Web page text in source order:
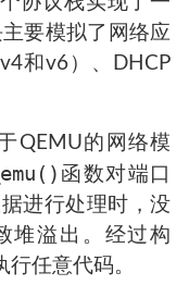
要模拟了网络应
和v6）、DHCP
QEMU的网络模
函数对端口
进行处理时，没
堆溢出。经过构
任意代码。